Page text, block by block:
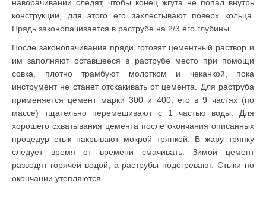
наворачивании следят, чтобы конец жгута не попал внутрь
конструкции, для этого его захлестывают поверх кольца.
Прядь законопачивается в раструбе на 2/3 его глубины.
После законопачивания пряди готовят цементный раствор и
им заполняют оставшееся в раструбе место при помощи
совка, плотно трамбуют молотком и чеканкой, пока
инструмент не станет отскакивать от цемента. Для раструба
применяется цемент марки 300 и 400, его в 9 частях (по
массе) тщательно перемешивают с 1 частью воды. Для
хорошего схватывания цемента после окончания описанных
процедур стык накрывают мокрой тряпкой. В жару тряпку
следует время от времени смачивать. Зимой цемент
разводят горячей водой, а раструбы подогревают. Стыки по
окончании утепляются.